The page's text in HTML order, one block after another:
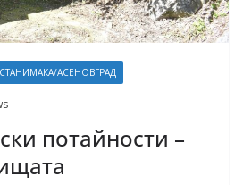
СТАНИМАКА/АСЕНОВГРАД
потайности –